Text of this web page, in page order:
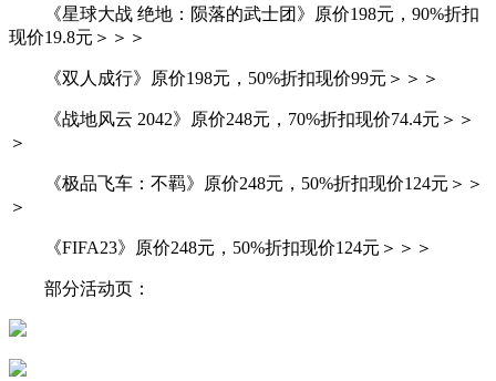
《星球大战 绝地：陨落的武士团》原价198元，90%折扣
现价19.8元＞＞＞
《双人成行》原价198元，50%折扣现价99元＞＞＞
《战地风云 2042》原价248元，70%折扣现价74.4元＞＞
＞
《极品飞车：不羁》原价248元，50%折扣现价124元＞＞
＞
《FIFA23》原价248元，50%折扣现价124元＞＞＞
部分活动页：